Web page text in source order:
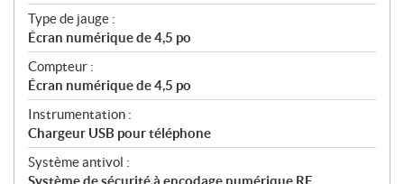
Type de jauge :
Écran numérique de 4,5 po
Compteur :
Écran numérique de 4,5 po
Instrumentation :
Chargeur USB pour téléphone
Système antivol :